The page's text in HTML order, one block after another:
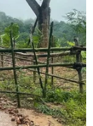
gia về
hướng
hại, băng giá,